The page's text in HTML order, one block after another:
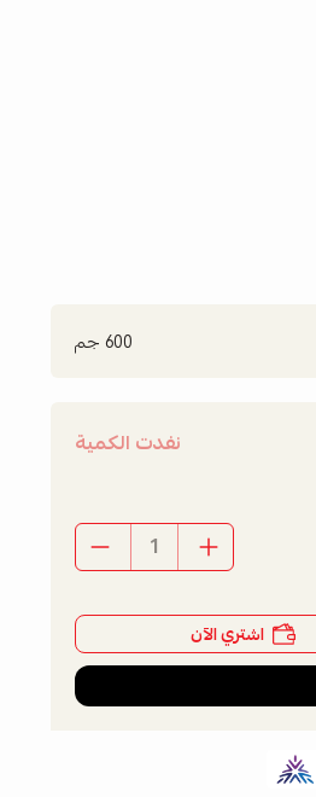
600 جم
نفدت الكمية
اشتري الآن